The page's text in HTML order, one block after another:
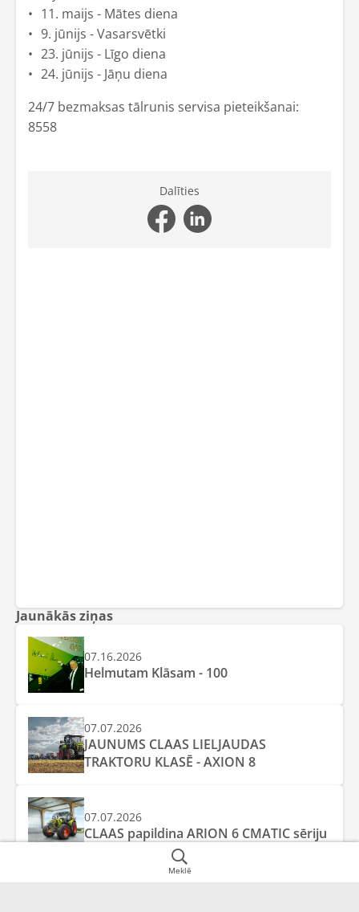
Meklē
11. maijs - Mātes diena
9. jūnijs - Vasarsvētki
23. jūnijs - Līgo diena
24. jūnijs - Jāņu diena
24/7 bezmaksas tālrunis servisa pieteikšanai:
8558
Dalīties
Jaunākās ziņas
07.16.2026
Helmutam Klāsam - 100
07.07.2026
JAUNUMS CLAAS LIELJAUDAS
TRAKTORU KLASĒ - AXION 8
07.07.2026
CLAAS papildina ARION 6 CMATIC sēriju